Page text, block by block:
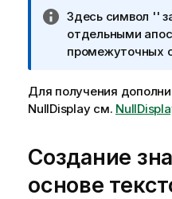
н
ф
а
ц
и
П
р
и
е
ч
и
е
к
Здесь символ ''
отдельными
промежуточных
Для получения
NullDisplayсм.
Создание
основе